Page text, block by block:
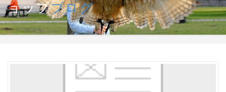
ョップブログ